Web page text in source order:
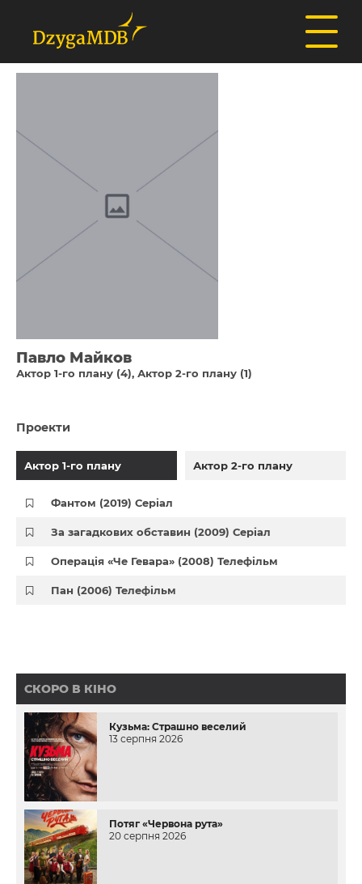
Павло Майков
Актор 1-го плану (4) Актор 2-го плану (1)
Проекти
Актор 1-го плану Актор 2-го плану
Фантом (2019) Серіал
За загадкових обставин (2009) Серіал
Операція «Че Гевара» (2008) Телефільм
Пан (2006) Телефільм
СКОРО В КІНО
Кузьма: Страшно веселий
13 серпня 2026
Потяг «Червона рута»
20 серпня 2026